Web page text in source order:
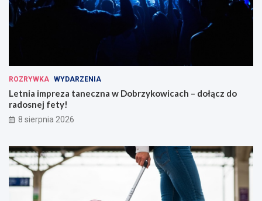
ROZRYWKA WYDARZENIA
Letnia impreza taneczna w Dobrzykowicach – dołącz do
radosnej fety!
8 sierpnia 2026